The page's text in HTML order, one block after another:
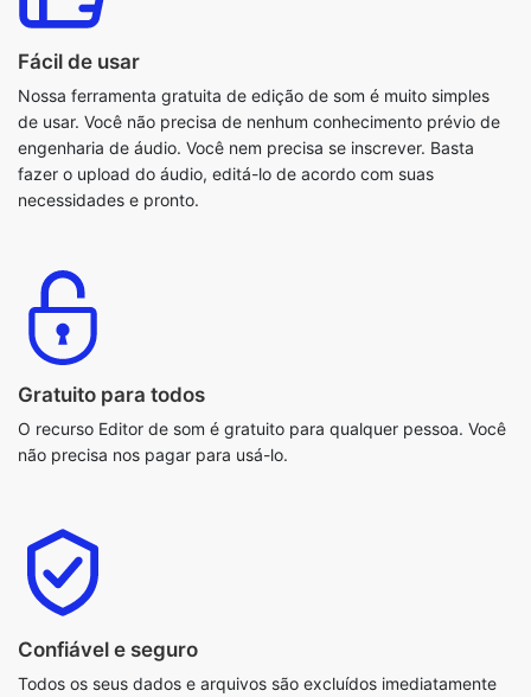
de usar. Você não precisa de nenhum conhecimento prévio de
fazer o upload do áudio, editá-lo de acordo com suas
necessidades e pronto.
Gratuito para todos
O recurso Editor de som é gratuito para qualquer pessoa. Você
não precisa nos pagar para usá-lo.
Confiável e seguro
Todos os seus dados e arquivos são excluídos imediatamente
após você terminar. Nosso editor de som online gratuito não
e seguro.